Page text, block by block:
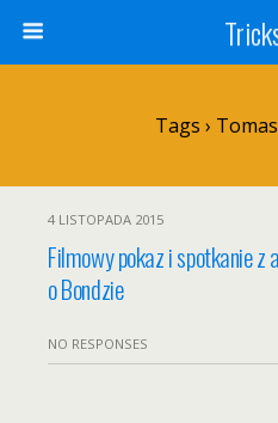
Tags ›
4 LISTOPADA 2015
Filmowy pokaz i spotkanie z
o Bondzie
NO RESPONSES